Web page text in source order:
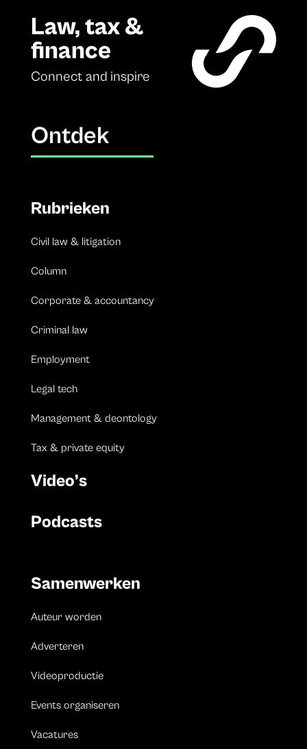
Law, tax &
finance
Connect and inspire
Ontdek
Rubrieken
Civil law & litigation
Column
Corporate & accountancy
Criminal law
Employment
Legal tech
Management & deontology
Tax & private equity
Video’s
Podcasts
Samenwerken
Auteur worden
Adverteren
Videoproductie
Events organiseren
Vacatures